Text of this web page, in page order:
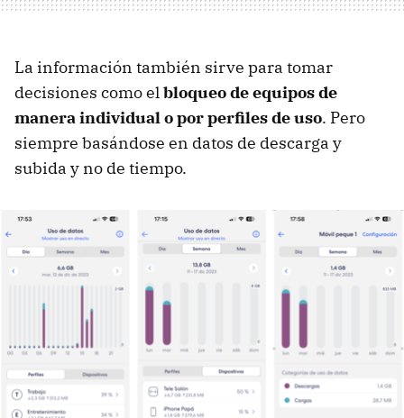
La información también sirve para tomar
decisiones como elbloqueo de equipos de
manera individual o por perfiles de uso. Pero
siempre basándose en datos de descarga y
subida y no de tiempo.